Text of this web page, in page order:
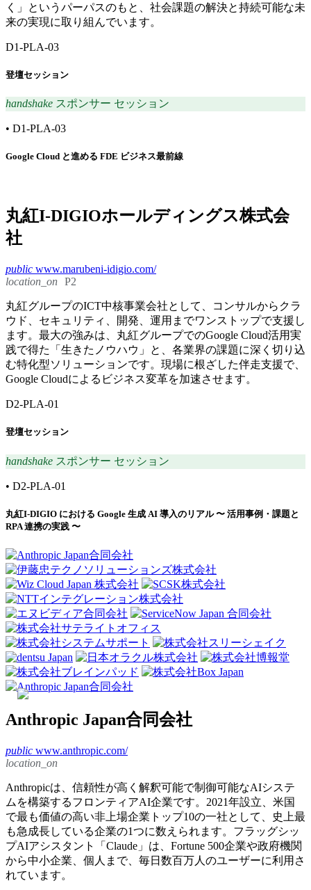
く」というパーパスのもと、社会課題の解決と持続可能な未
来の実現に取り組んでいます。
D1-PLA-03
登壇セッション
handshake スポンサー セッション
• D1-PLA-03
Google Cloud と進める FDE ビジネス最前線
丸紅I-DIGIOホールディングス株式会
社
public www.marubeni-idigio.com/
location_on P2
丸紅グループのICT中核事業会社として、コンサルからクラ
ウド、セキュリティ、開発、運用までワンストップで支援し
ます。最大の強みは、丸紅グループでのGoogle Cloud活用実
践で得た「生きたノウハウ」と、各業界の課題に深く切り込
む特化型ソリューションです。現場に根ざした伴走支援で、
Google Cloudによるビジネス変革を加速させます。
D2-PLA-01
登壇セッション
handshake スポンサー セッション
• D2-PLA-01
丸紅I-DIGIO における Google 生成 AI 導入のリアル 〜 活用事例・課題と
RPA 連携の実践 〜
Anthropic Japan合同会社
public www.anthropic.com/
location_on
Anthropicは、信頼性が高く解釈可能で制御可能なAIシステ
ムを構築するフロンティアAI企業です。2021年設立、米国
で最も価値の高い非上場企業トップ10の一社として、史上最
も急成長している企業の1つに数えられます。フラッグシッ
プAIアシスタント「Claude」は、Fortune 500企業や政府機関
から中小企業、個人まで、毎日数百万人のユーザーに利用さ
れています。